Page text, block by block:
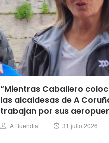
“Mientras Caballero
las alcaldesas de A
trabajan por sus
Author
A Buendia
Posted
31 julio 2026